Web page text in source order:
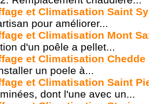
et Climatisation Saint
pour améliorer...
et Climatisation Mont
d'un poêle a pellet...
et Climatisation Chedde
un poele à...
et Climatisation Saint
dont l'une avec un...